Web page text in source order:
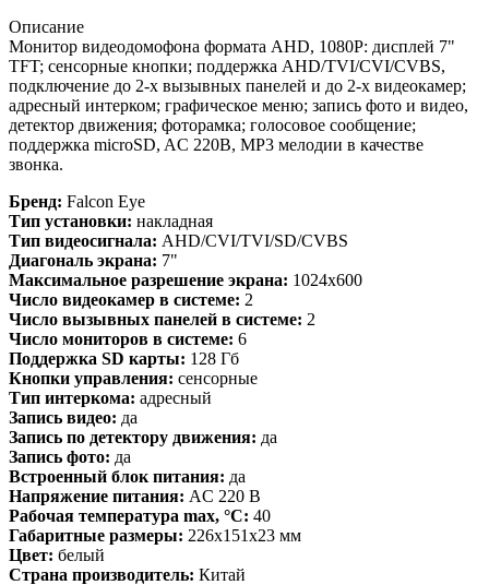
Описание
Монитор видеодомофона формата AHD, 1080P: дисплей 7"
TFT; сенсорные кнопки; поддержка AHD/TVI/CVI/CVBS,
подключение до 2-х вызывных панелей и до 2-х видеокамер;
адресный интерком; графическое меню; запись фото и видео,
детектор движения; фоторамка; голосовое сообщение;
поддержка microSD, AC 220В, MP3 мелодии в качестве
звонка.
Бренд: Falcon Eye
Тип установки: накладная
Тип видеосигнала: AHD/CVI/TVI/SD/CVBS
Диагональ экрана: 7"
Максимальное разрешение экрана: 1024x600
Число видеокамер в системе: 2
Число вызывных панелей в системе: 2
Число мониторов в системе: 6
Поддержка SD карты: 128 Гб
Кнопки управления: сенсорные
Тип интеркома: адресный
Запись видео: да
Запись по детектору движения: да
Запись фото: да
Встроенный блок питания: да
Напряжение питания: AC 220 В
Рабочая температура max, °С: 40
Габаритные размеры: 226х151х23 мм
Цвет: белый
Страна производитель: Китай